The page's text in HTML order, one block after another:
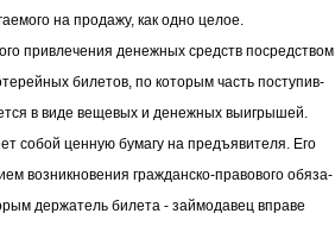
на продажу, как одно целое.
привлечения денежных средств посредством
билетов, по которым часть поступив-
в виде вещевых и денежных выигрышей.
собой ценную бумагу на предъявителя. Его
возникновения гражданско-правового обяза-
держатель билета - займодавец вправе